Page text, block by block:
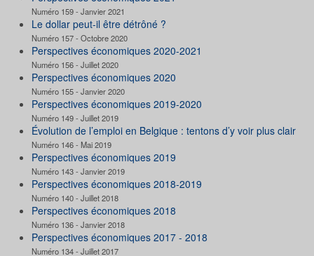
Numéro 159 - Janvier 2021
Le dollar peut-il être détrôné ?
Numéro 157 - Octobre 2020
Perspectives économiques 2020-2021
Numéro 156 - Juillet 2020
Perspectives économiques 2020
Numéro 155 - Janvier 2020
Perspectives économiques 2019-2020
Numéro 149 - Juillet 2019
Évolution de l’emploi en Belgique : tentons d’y voir plus clair
Numéro 146 - Mai 2019
Perspectives économiques 2019
Numéro 143 - Janvier 2019
Perspectives économiques 2018-2019
Numéro 140 - Juillet 2018
Perspectives économiques 2018
Numéro 136 - Janvier 2018
Perspectives économiques 2017 - 2018
Numéro 134 - Juillet 2017